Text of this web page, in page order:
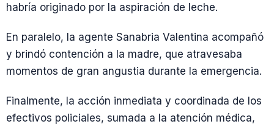
habría originado por la aspiración de leche.
En paralelo, la agente Sanabria Valentina acompañó
y brindó contención a la madre, que atravesaba
momentos de gran angustia durante la emergencia.
Finalmente, la acción inmediata y coordinada de los
efectivos policiales, sumada a la atención médica,